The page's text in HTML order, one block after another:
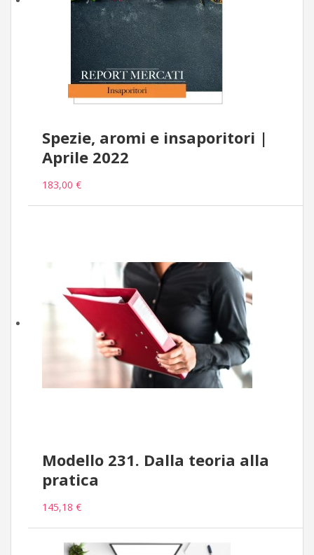
Spezie, aromi e insaporitori |
Aprile 2022
183,00 €
Modello 231. Dalla teoria alla
pratica
145,18 €